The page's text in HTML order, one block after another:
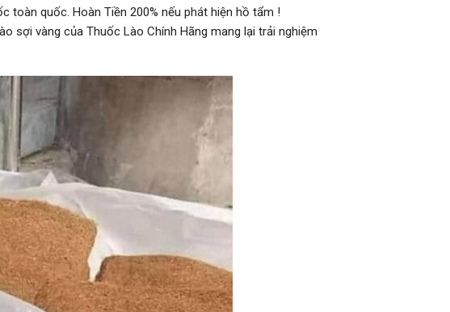
toàn quốc. Hoàn Tiền 200% nếu phát hiện hồ tẩm !
sợi vàng của Thuốc Lào Chính Hãng mang lại trải nghiệm